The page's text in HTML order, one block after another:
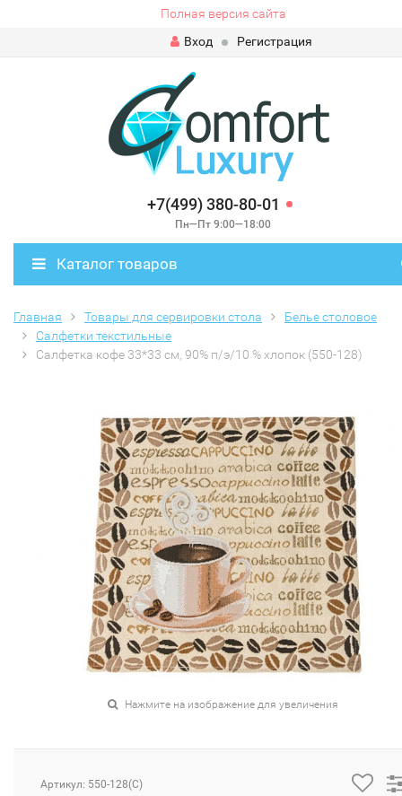
Полная версия сайта
Вход
Регистрация
+7(499) 380-80-01
Пн—Пт 9:00—18:00
Каталог товаров
Главная Товары для сервировки стола
Белье столовое
Салфетки текстильные
Салфетка кофе 33*33 см, 90% п/э/10 % хлопок (550-128)
Нажмите на изображение для увеличения
Артикул: 550-128(C)